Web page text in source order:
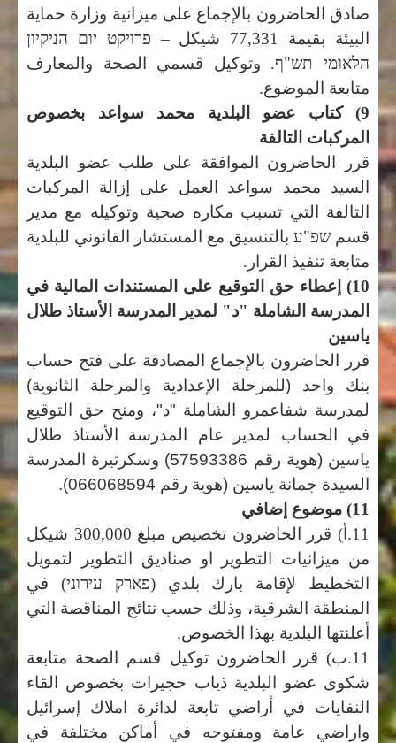
صادق الحاضرون بالإجماع على ميزانية وزارة حماية
البيئة بقيمة 77,331 شيكل –
פרויקט יום הניקיון
הלאומי תש"ף. وتوكيل قسمي الصحة والمعارف
متابعة الموضوع.
9) كتاب عضو البلدية محمد سواعد بخصوص
المركبات التالفة
قرر الحاضرون الموافقة على طلب عضو البلدية
السيد محمد سواعد العمل على إزالة المركبات
التالفة التي تسبب مكاره صحية وتوكيله مع مدير
قسمשפ"ע بالتنسيق مع المستشار القانوني للبلدية
متابعة تنفيذ القرار.
10) إعطاء حق التوقيع على المستندات المالية في
المدرسة الشاملة "د" لمدير المدرسة الأستاذ طلال
ياسين
قرر الحاضرون بالإجماع المصادقة على فتح حساب
بنك واحد (للمرحلة الإعدادية والمرحلة الثانوية)
لمدرسة شفاعمرو الشاملة "د"، ومنح حق التوقيع
في الحساب لمدير عام المدرسة الأستاذ طلال
ياسين (هوية رقم 57593386) وسكرتيرة المدرسة
السيدة جمانة ياسين (هوية رقم 066068594).
11) موضوع إضافي
11.أ) قرر الحاضرون تخصيص مبلغ 300,000 شيكل
من ميزانيات التطوير او صناديق التطوير لتمويل
التخطيط لإقامة بارك بلدي (פארק עירוני) في
المنطقة الشرقية، وذلك حسب نتائج المناقصة التي
أعلنتها البلدية بهذا الخصوص.
11.ب) قرر الحاضرون توكيل قسم الصحة متابعة
شكوى عضو البلدية ذياب حجيرات بخصوص القاء
النفايات في أراضي تابعة لدائرة املاك إسرائيل
واراضي عامة ومفتوحه في أماكن مختلفة في